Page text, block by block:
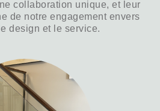
collaboration unique, et leur
de notre engagement envers
design et le service.